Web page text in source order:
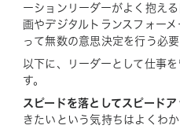
ーションリーダーがよく抱え
画やデジタルトランスフォー
って無数の意思決定を行う必要
以下に、リーダーとして仕事
す。
スピードを落としてスピード
きたいという気持ちはよくわ